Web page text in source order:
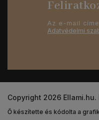
Az e-mail
Adatvédelmi
Copyright 2026 Ellami.hu.
Ő készítette és kódolta a